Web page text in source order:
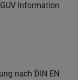
Information
nach DIN EN